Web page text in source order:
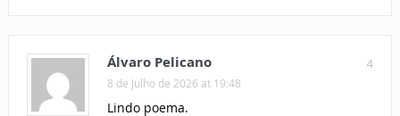
4
Álvaro Pelicano
8 de Julho de 2026 at 19:48
Lindo poema.